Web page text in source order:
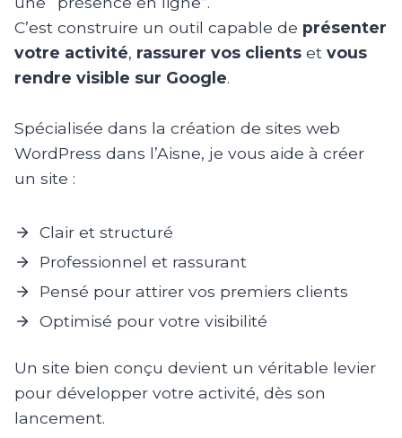
C’est construire un outil capable de présenter
votre activité, rassurer vos clients et vous
rendre visible sur Google.
Spécialisée dans la création de sites web
WordPress dans l’Aisne, je vous aide à créer
un site :
Clair et structuré
Professionnel et rassurant
Pensé pour attirer vos premiers clients
Optimisé pour votre visibilité
Un site bien conçu devient un véritable levier
pour développer votre activité, dès son
lancement.